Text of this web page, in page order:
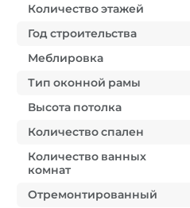
Количество этажей
Год строительства
Меблировка
Тип оконной рамы
Высота потолка
Количество спален
Количество ванных
комнат
Отремонтированный